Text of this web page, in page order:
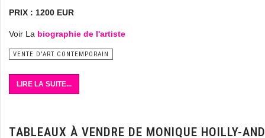
PRIX : 1200 EUR
Voir La biographie de l'artiste
VENTE D'ART CONTEMPORAIN
LIRE LA SUITE...
TABLEAUX À VENDRE DE MONIQUE HOILLY-